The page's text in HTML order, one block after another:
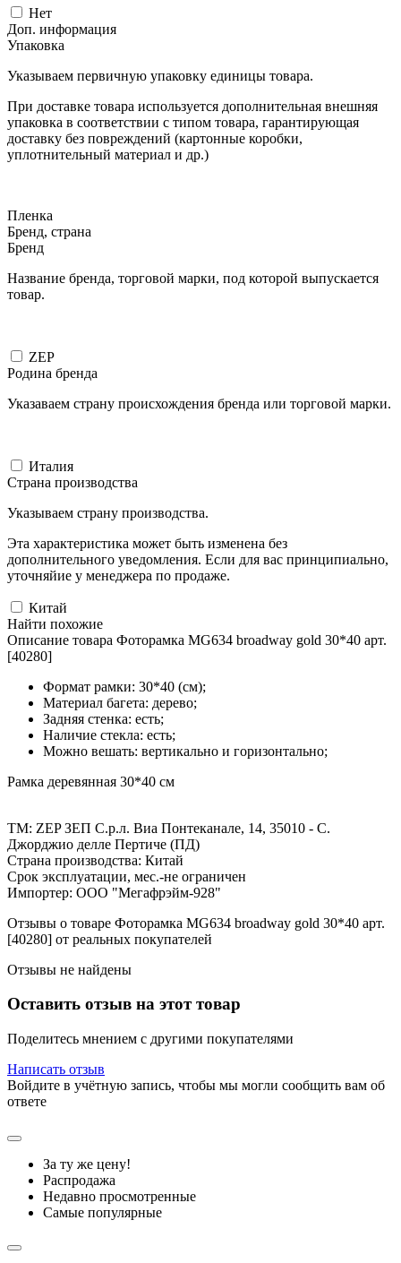
Нет
Доп. информация
Упаковка
Указываем первичную упаковку единицы товара.
При доставке товара используется дополнительная внешняя
упаковка в соответствии с типом товара, гарантирующая
доставку без повреждений (картонные коробки,
уплотнительный материал и др.)
Пленка
Бренд, страна
Бренд
Название бренда, торговой марки, под которой выпускается
товар.
ZEP
Родина бренда
Указаваем страну происхождения бренда или торговой марки.
Италия
Страна производства
Указываем страну производства.
Эта характеристика может быть изменена без
дополнительного уведомления. Если для вас принципиально,
уточняйие у менеджера по продаже.
Китай
Найти похожие
Описание товара Фоторамка MG634 broadway gold 30*40 арт.
[40280]
Формат рамки: 30*40 (см);
Материал багета: дерево;
Задняя стенка: есть;
Наличие стекла: есть;
Можно вешать: вертикально и горизонтально;
Рамка деревянная 30*40 см
ТМ: ZEP ЗЕП С.р.л. Виа Понтеканале, 14, 35010 - С.
Джорджио делле Пертиче (ПД)
Страна производства: Китай
Срок эксплуатации, мес.-не ограничен
Импортер: ООО "Мегафрэйм-928"
Отзывы о товаре Фоторамка MG634 broadway gold 30*40 арт.
[40280] от реальных покупателей
Отзывы не найдены
Оставить отзыв на этот товар
Поделитесь мнением с другими покупателями
Написать отзыв
Войдите в учётную запись, чтобы мы могли сообщить вам об
ответе
За ту же цену!
Распродажа
Недавно просмотренные
Самые популярные